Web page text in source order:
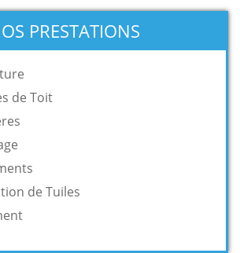
PRESTATIONS
de Toit
de Tuiles